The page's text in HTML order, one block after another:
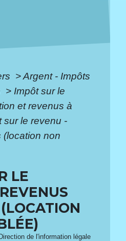
>Argent - Impôts
> Impôt sur le
et revenus à
sur le revenu -
(location non
LE
de l'information légale